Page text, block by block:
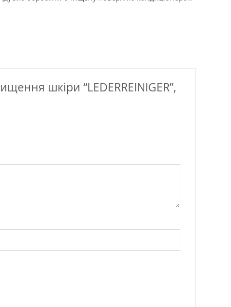
шкіри “LEDERREINIGER”,